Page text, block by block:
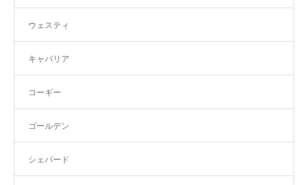
ウェスティ
キャバリア
コーギー
ゴールデン
シェパード